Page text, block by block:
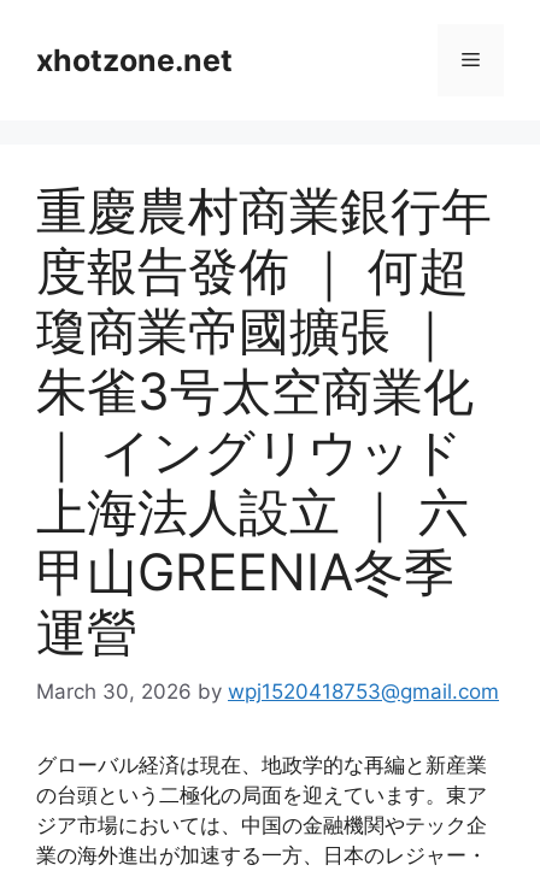
contentxhotzone.net Menu
重慶農村商業銀行年
度報告發佈 ｜ 何超
瓊商業帝國擴張 ｜
朱雀3号太空商業化
｜ イングリウッド
上海法人設立 ｜ 六
甲山GREENIA冬季
運營
March 30, 2026 by wpj1520418753@gmail.com
グローバル経済は現在、地政学的な再編と新産業
の台頭という二極化の局面を迎えています。東ア
ジア市場においては、中国の金融機関やテック企
業の海外進出が加速する一方、日本のレジャー・